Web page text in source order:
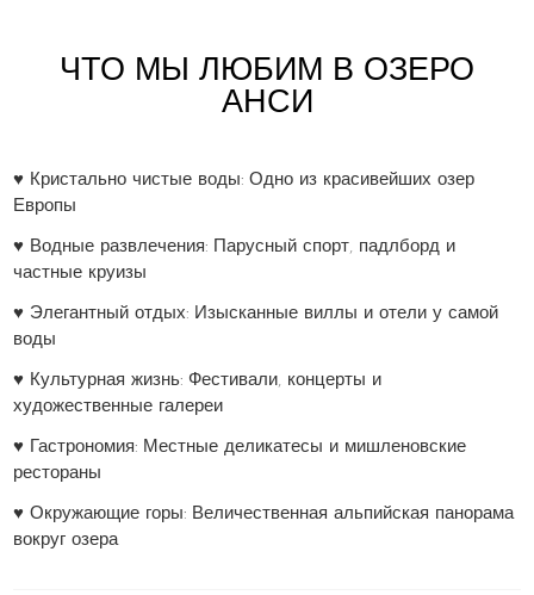
ЧТО МЫ ЛЮБИМ В ОЗЕРО
АНСИ
♥ Кристально чистые воды: Одно из красивейших озер
Европы
♥ Водные развлечения: Парусный спорт, падлборд и
частные круизы
♥ Элегантный отдых: Изысканные виллы и отели у самой
воды
♥ Культурная жизнь: Фестивали, концерты и
художественные галереи
♥ Гастрономия: Местные деликатесы и мишленовские
рестораны
♥ Окружающие горы: Величественная альпийская панорама
вокруг озера